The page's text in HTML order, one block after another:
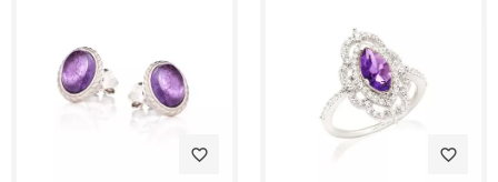
favorite_border favorite_border